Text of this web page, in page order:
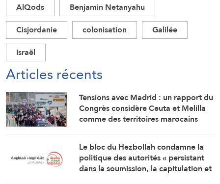
AlQods
Benjamin Netanyahu
Cisjordanie
colonisation
Galilée
Israël
Articles récents
Tensions avec Madrid : un rapport du
Congrès considère Ceuta et Melilla
comme des territoires marocains
Le bloc du Hezbollah condamne la
politique des autorités « persistant
dans la soumission, la capitulation et